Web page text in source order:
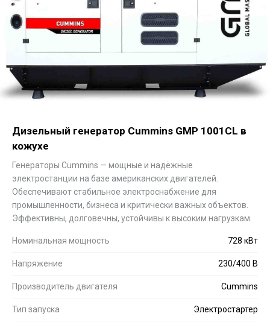
Дизельный генератор Cummins GMP 1001CL в
кожухе
Генераторы Cummins — мощные и надёжные
электростанции на базе американских двигателей.
Обеспечивают стабильное электроснабжение для
промышленности, бизнеса и критически важных объектов.
Эффективны, долговечны, устойчивы к высоким нагрузкам.
Номинальная мощность 728 кВт
Напряжение 230/400 В
Производитель двигателя Cummins
Тип запуска Электростартер